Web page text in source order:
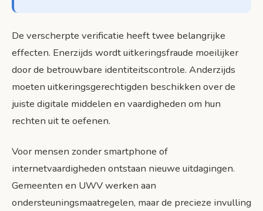
De verscherpte verificatie heeft twee belangrijke
effecten. Enerzijds wordt uitkeringsfraude moeilijker
door de betrouwbare identiteitscontrole. Anderzijds
moeten uitkeringsgerechtigden beschikken over de
juiste digitale middelen en vaardigheden om hun
rechten uit te oefenen.
Voor mensen zonder smartphone of
internetvaardigheden ontstaan nieuwe uitdagingen.
Gemeenten en UWV werken aan
ondersteuningsmaatregelen, maar de precieze invulling